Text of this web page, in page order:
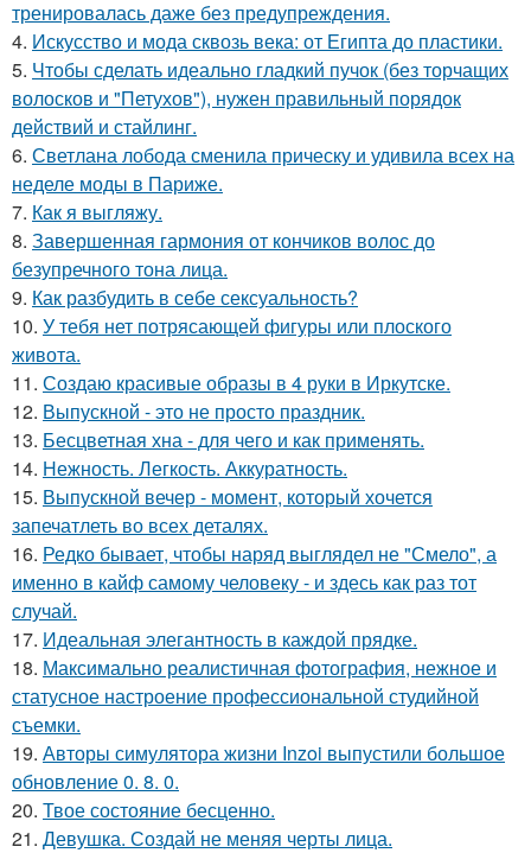
тренировалась даже без предупреждения.
4. Искусство и мода сквозь века: от Египта до пластики.
5. Чтобы сделать идеально гладкий пучок (без торчащих
волосков и "Петухов"), нужен правильный порядок
действий и стайлинг.
6. Светлана лобода сменила прическу и удивила всех на
неделе моды в Париже.
7. Как я выгляжу.
8. Завершенная гармония от кончиков волос до
безупречного тона лица.
9. Как разбудить в себе сексуальность?
10. У тебя нет потрясающей фигуры или плоского
живота.
11. Создаю красивые образы в 4 руки в Иркутске.
12. Выпускной - это не просто праздник.
13. Бесцветная хна - для чего и как применять.
14. Нежность. Легкость. Аккуратность.
15. Выпускной вечер - момент, который хочется
запечатлеть во всех деталях.
16. Редко бывает, чтобы наряд выглядел не "Смело", а
именно в кайф самому человеку - и здесь как раз тот
случай.
17. Идеальная элегантность в каждой прядке.
18. Максимально реалистичная фотография, нежное и
статусное настроение профессиональной студийной
съемки.
19. Авторы симулятора жизни Inzoi выпустили большое
обновление 0. 8. 0.
20. Твое состояние бесценно.
21. Девушка. Создай не меняя черты лица.